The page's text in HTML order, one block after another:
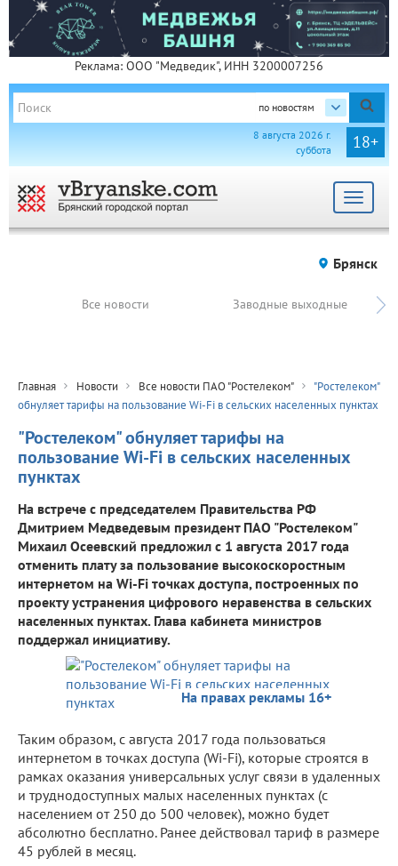
Реклама: ООО "Медведик", ИНН 3200007256
по новостям
18+
8 августа 2026 г.
суббота
Toggle
Брянск
Все новости Заводные выходные
Главная Новости Все новости ПАО "Ростелеком"
"Ростелеком"
обнуляет тарифы на пользование Wi-Fi в сельских населенных пунктах
"Ростелеком" обнуляет тарифы на
пользование Wi-Fi в сельских населенных
пунктах
На встрече с председателем Правительства РФ
Дмитрием Медведевым президент ПАО "Ростелеком"
Михаил Осеевский предложил с 1 августа 2017 года
отменить плату за пользование высокоскоростным
интернетом на Wi-Fi точках доступа, построенных по
проекту устранения цифрового неравенства в сельских
населенных пунктах. Глава кабинета министров
поддержал инициативу.
На правах рекламы 16+
Таким образом, с августа 2017 года пользоваться
интернетом в точках доступа (Wi-Fi), которые строятся в
рамках оказания универсальных услуг связи в удаленных
и труднодоступных малых населенных пунктах (с
населением от 250 до 500 человек), можно будет
абсолютно бесплатно. Ранее действовал тариф в размере
45 рублей в месяц.